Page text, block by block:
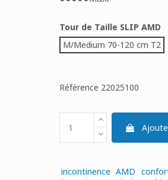
Tour de Taille SLIP AMD
M/Medium 70-120 cm T2
Référence 22025100
incontinence AMD